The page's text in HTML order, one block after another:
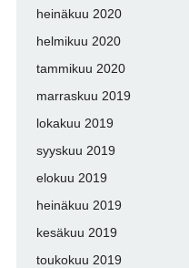
heinäkuu 2020
helmikuu 2020
tammikuu 2020
marraskuu 2019
lokakuu 2019
syyskuu 2019
elokuu 2019
heinäkuu 2019
kesäkuu 2019
toukokuu 2019